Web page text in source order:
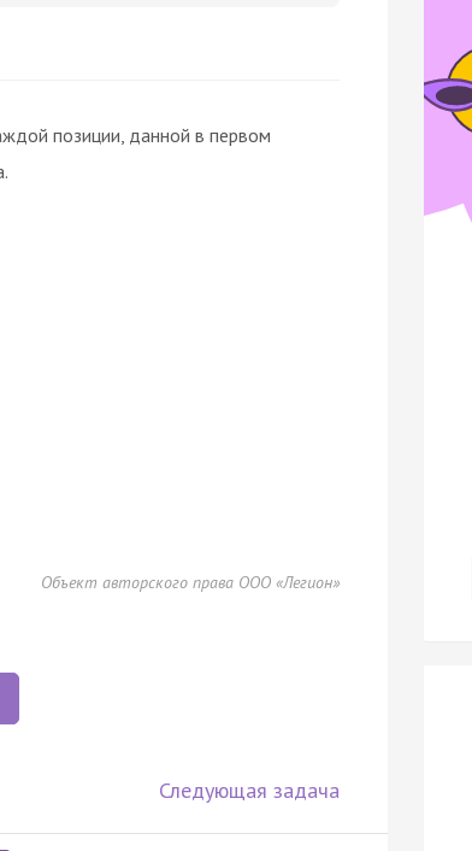
позиции, данной в первом
Объект авторского права ООО «Легион»
Следующая задача